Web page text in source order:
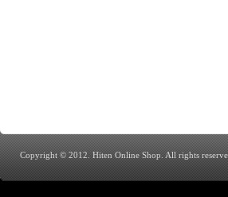
Copyright © 2012. Hiten Online Shop. All rights